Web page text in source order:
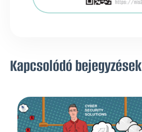
Kapcsolódó bejegyzések